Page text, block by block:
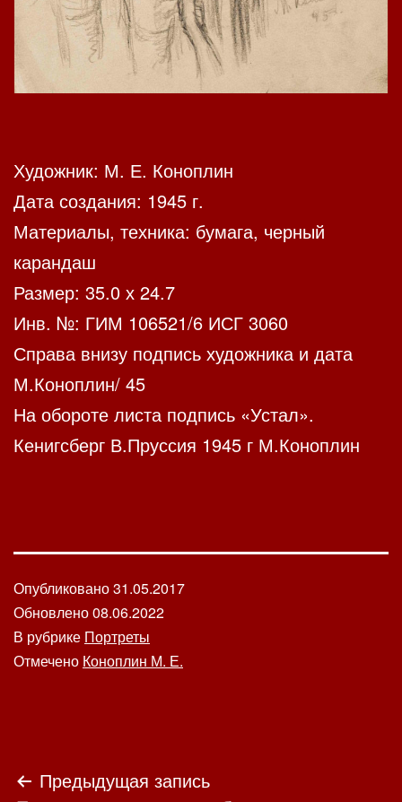
Художник: М. Е. Коноплин
Дата создания: 1945 г.
Материалы, техника: бумага, черный
карандаш
Размер: 35.0 х 24.7
Инв. №: ГИМ 106521/6 ИСГ 3060
Справа внизу подпись художника и дата
М.Коноплин/ 45
На обороте листа подпись «Устал».
Кенигсберг В.Пруссия 1945 г М.Коноплин
Опубликовано31.05.2017
Обновлено08.06.2022
В рубрике Портреты
Отмечено Коноплин М. Е.
Навигация
Предыдущая запись